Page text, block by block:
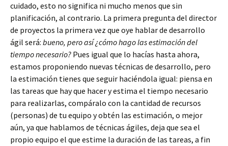
cuidado, esto no significa ni mucho menos que sin
planificación, al contrario. La primera pregunta del director
de proyectos la primera vez que oye hablar de desarrollo
ágil será: bueno, pero así ¿cómo hago las estimación del
tiempo necesario? Pues igual que lo hacías hasta ahora,
estamos proponiendo nuevas técnicas de desarrollo, pero
la estimación tienes que seguir haciéndola igual: piensa en
las tareas que hay que hacer y estima el tiempo necesario
para realizarlas, compáralo con la cantidad de recursos
(personas) de tu equipo y obtén las estimación, o mejor
aún, ya que hablamos de técnicas ágiles, deja que sea el
propio equipo el que estime la duración de las tareas, a fin